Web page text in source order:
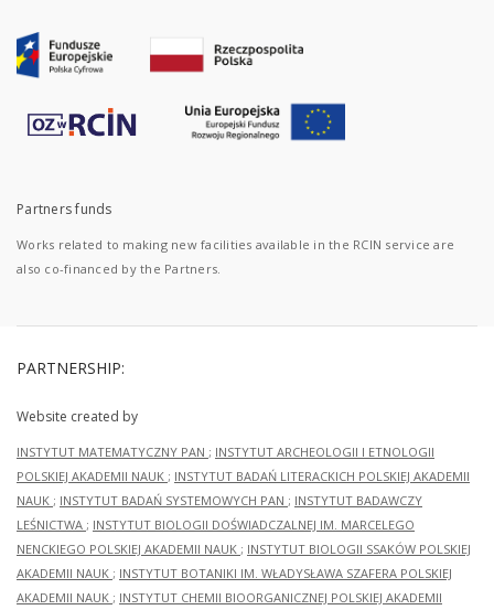
Partners funds
Works related to making new facilities available in the RCIN service are
also co-financed by the Partners.
PARTNERSHIP:
Website created by
INSTYTUT MATEMATYCZNY PAN ; INSTYTUT ARCHEOLOGII I ETNOLOGII
POLSKIEJ AKADEMII NAUK ; INSTYTUT BADAŃ LITERACKICH POLSKIEJ AKADEMII
NAUK ; INSTYTUT BADAŃ SYSTEMOWYCH PAN ; INSTYTUT BADAWCZY
LEŚNICTWA ; INSTYTUT BIOLOGII DOŚWIADCZALNEJ IM. MARCELEGO
NENCKIEGO POLSKIEJ AKADEMII NAUK ; INSTYTUT BIOLOGII SSAKÓW POLSKIEJ
AKADEMII NAUK ; INSTYTUT BOTANIKI IM. WŁADYSŁAWA SZAFERA POLSKIEJ
AKADEMII NAUK ; INSTYTUT CHEMII BIOORGANICZNEJ POLSKIEJ AKADEMII